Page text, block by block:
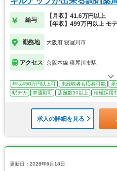
給与
【月収】41.6万円以上
【年収】499万円以上 モ
勤務地 大阪府 寝屋川市
アクセス 京阪本線 寝屋川市駅
年収450万円以上可 未経験者も応募可能
駅チカ
車通勤可 店舗数30以上 積極採用
求人の詳細を見る
更新日：2026年6月18日